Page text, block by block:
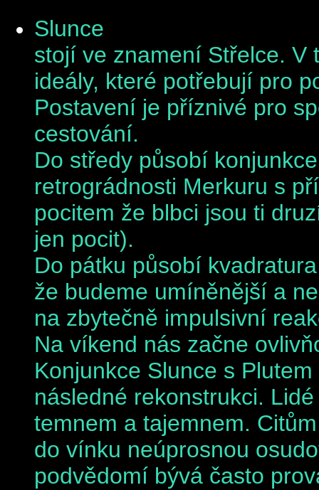
Slunce
stojí ve znamení Střelce. V
ideály, které potřebují pro
Postavení je příznivé pro
cestování.
Do středy působí
retrográdnosti Merkuru s
pocitem že blbci jsou ti
jen pocit).
Do pátku působí
že budeme umíněnější a
na zbytečně impulsivní
Na víkend nás začne
Konjunkce Slunce s
následné rekonstrukci.
temnem a tajemnem.
do vínku neúprosnou
podvědomí bývá často